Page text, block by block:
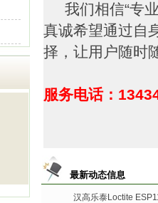
我们相信“专业
真诚希望通过自
择，让用户随时
服务电话：
最新动态信息
汉高乐泰Loctite